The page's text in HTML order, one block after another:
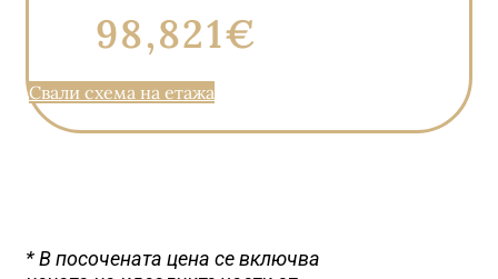
98,821€
Свали схема на етажа
* В посочената цена се включва